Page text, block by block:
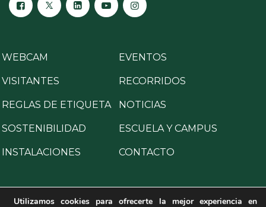
WEBCAM EVENTOS
VISITANTES RECORRIDOS
REGLAS DE ETIQUETA NOTICIAS
SOSTENIBILIDAD ESCUELA Y CAMPUS
INSTALACIONES CONTACTO
Utilizamos cookies para ofrecerte la mejor experiencia en